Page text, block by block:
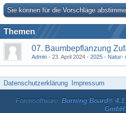
Sie können für die Vorschläge
Themen
07. Baumbepflanzung
Admin 23. April 2024 2025 - Natur-
Datenschutzerklärung Impressum
Forensoftware: Burning Board®
GmbH